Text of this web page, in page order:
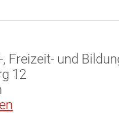
, Freizeit- und
12